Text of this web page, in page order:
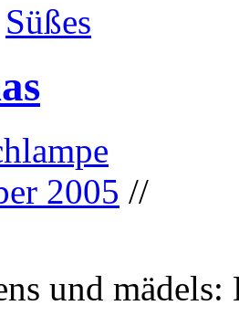
Süßes
2005 //
und mädels: